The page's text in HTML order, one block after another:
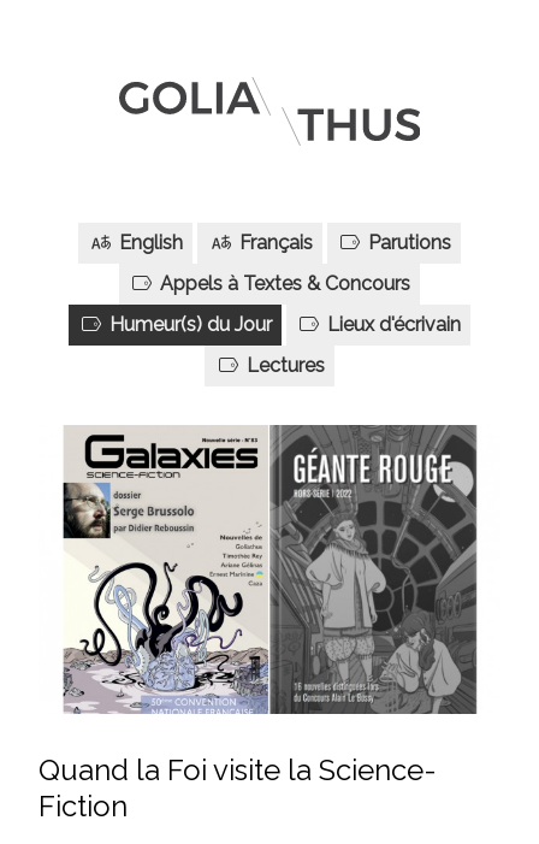
English Français
Parutions
Appels à Textes & Concours
Humeur(s) du Jour
Lieux d'écrivain
Lectures
Quand la Foi visite la Science-
Fiction